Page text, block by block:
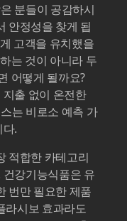
분들이 공감하시
안정성을 찾게 됩
고객을 유치했을
는 것이 아니라 두
어떻게 될까요?
출 없이 온전한
는 비로소 예측 가
.
적합한 카테고리
강기능식품은 유
번만 필요한 제품
라시보 효과라도